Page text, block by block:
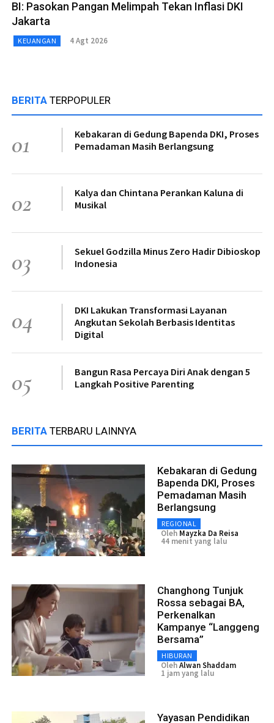
BI: Pasokan Pangan Melimpah Tekan Inflasi DKI
Jakarta
KEUANGAN 4 Agt 2026
BERITA TERPOPULER
01
Kebakaran di Gedung Bapenda DKI, Proses
Pemadaman Masih Berlangsung
02
Kalya dan Chintana Perankan Kaluna di
Musikal
03
Sekuel Godzilla Minus Zero Hadir Dibioskop
Indonesia
04
DKI Lakukan Transformasi Layanan
Angkutan Sekolah Berbasis Identitas
Digital
05
Bangun Rasa Percaya Diri Anak dengan 5
Langkah Positive Parenting
BERITA TERBARU LAINNYA
Kebakaran di Gedung
Bapenda DKI, Proses
Pemadaman Masih
Berlangsung
REGIONAL
Oleh Mayzka Da Reisa
44 menit yang lalu
Changhong Tunjuk
Rossa sebagai BA,
Perkenalkan
Kampanye “Langgeng
Bersama”
HIBURAN
OlehAlwan Shaddam
1 jam yang lalu
Yayasan Pendidikan